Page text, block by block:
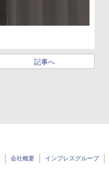
記事へ
会社概要 インプレスグループ